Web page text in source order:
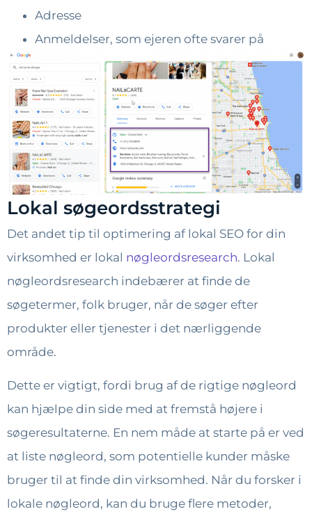
Adresse
Anmeldelser, som ejeren ofte svarer på
Lokal søgeordsstrategi
Det andet tip til optimering af lokal SEO for din
virksomhed er lokal nøgleordsresearch. Lokal
nøgleordsresearch indebærer at finde de
søgetermer, folk bruger, når de søger efter
produkter eller tjenester i det nærliggende
område.
Dette er vigtigt, fordi brug af de rigtige nøgleord
kan hjælpe din side med at fremstå højere i
søgeresultaterne. En nem måde at starte på er ved
at liste nøgleord, som potentielle kunder måske
bruger til at finde din virksomhed. Når du forsker i
lokale nøgleord, kan du bruge flere metoder,